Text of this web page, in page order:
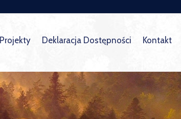
Projekty Deklaracja Dostępności Kontakt